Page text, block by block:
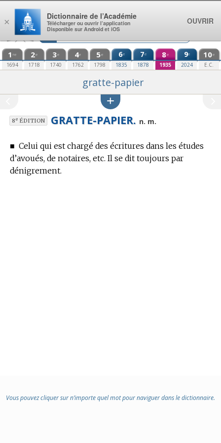
Aller au contenu
1 re
1694
2e
1718
3e
1740
4e
1762
5e
1798
6e
1835
7e
1878
8e
1935
9e
2024
10e
E.C.
gratte-papier
8eÉDITION GRATTE-PAPIER. n. m.
■ Celui qui est chargé des écritures dans les études
d’avoués, de notaires, etc. Il se dit toujours par
dénigrement.
Vous pouvez cliquer sur n’importe quel mot pour naviguer dans le dictionnaire.
×
Dictionnaire de l’Académie
Télécharger ou ouvrir l’application
Disponible sur Android et iOS
OUVRIR